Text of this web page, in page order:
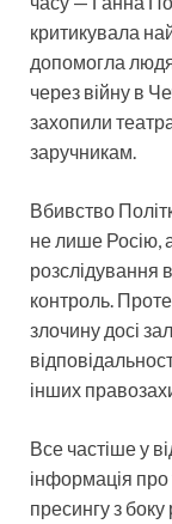
критикувала
допомогла
через війну в
захопили
заручникам.
Вбивство
не лише Росію,
розслідування
контроль. Проте
злочину досі
інших
Все частіше у
інформація
пресингу з